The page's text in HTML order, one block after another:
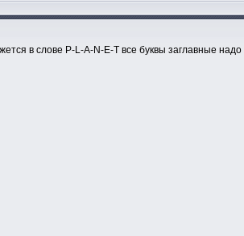
в слове P-L-A-N-E-T все буквы заглавные